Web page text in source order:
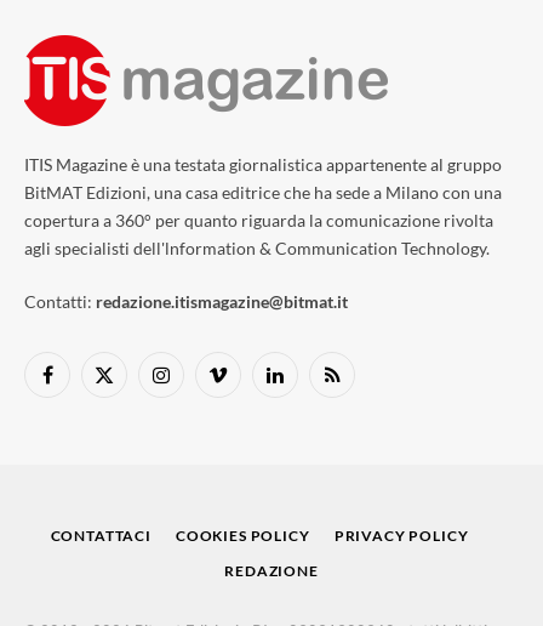
ITIS Magazine è una testata giornalistica appartenente al gruppo
BitMAT Edizioni, una casa editrice che ha sede a Milano con una
copertura a 360° per quanto riguarda la comunicazione rivolta
agli specialisti dell'lnformation & Communication Technology.
Contatti: redazione.itismagazine@bitmat.it
Facebook
X
InstagramVimeo LinkedInRSS
CONTATTACI COOKIES POLICY
PRIVACY POLICY
REDAZIONE